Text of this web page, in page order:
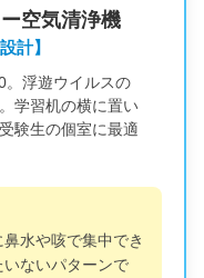
空気清浄機
計】
。浮遊ウイルスの
学習机の横に置い
験生の個室に最適
水や咳で集中でき
ないパターンで